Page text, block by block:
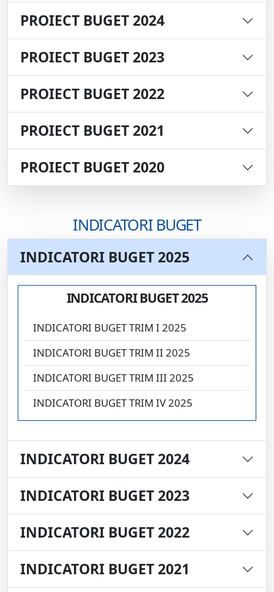
PROIECT BUGET 2024
PROIECT BUGET 2023
PROIECT BUGET 2022
PROIECT BUGET 2021
PROIECT BUGET 2020
INDICATORI BUGET
INDICATORI BUGET 2025
INDICATORI BUGET 2025
INDICATORI BUGET TRIM I 2025
INDICATORI BUGET TRIM II 2025
INDICATORI BUGET TRIM III 2025
INDICATORI BUGET TRIM IV 2025
INDICATORI BUGET 2024
INDICATORI BUGET 2023
INDICATORI BUGET 2022
INDICATORI BUGET 2021